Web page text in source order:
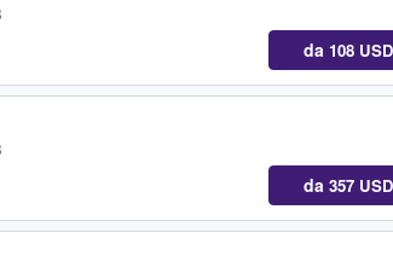
da 108 USD
da 357 USD